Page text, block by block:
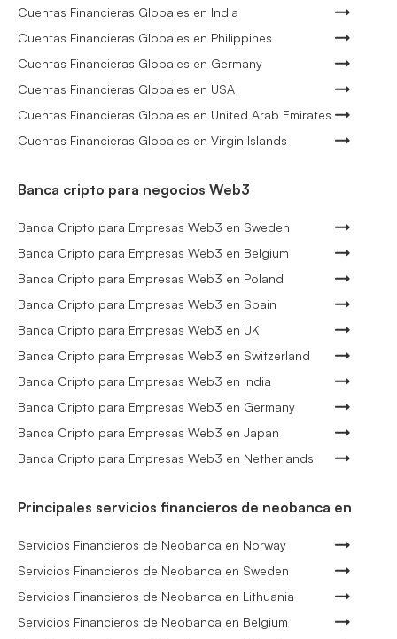
Cuentas Financieras Globales en India
Cuentas Financieras Globales en Philippines
Cuentas Financieras Globales en Germany
Cuentas Financieras Globales en USA
Cuentas Financieras Globales en United Arab Emirates
Cuentas Financieras Globales en Virgin Islands
Banca cripto para negocios Web3
Banca Cripto para Empresas Web3 en Sweden
Banca Cripto para Empresas Web3 en Belgium
Banca Cripto para Empresas Web3 en Poland
Banca Cripto para Empresas Web3 en Spain
Banca Cripto para Empresas Web3 en UK
Banca Cripto para Empresas Web3 en Switzerland
Banca Cripto para Empresas Web3 en India
Banca Cripto para Empresas Web3 en Germany
Banca Cripto para Empresas Web3 en Japan
Banca Cripto para Empresas Web3 en Netherlands
Principales servicios financieros de neobanca en
Servicios Financieros de Neobanca en Norway
Servicios Financieros de Neobanca en Sweden
Servicios Financieros de Neobanca en Lithuania
Servicios Financieros de Neobanca en Belgium